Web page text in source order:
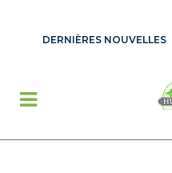
DERNIÈRES NOUVELLES